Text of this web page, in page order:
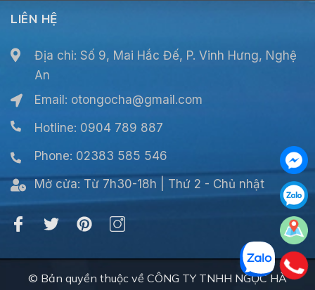
LIÊN HỆ
Địa chỉ: Số 9, Mai Hắc Đế, P. Vinh Hưng, Nghệ
An
Email: otongocha@gmail.com
Hotline: 0904 789 887
Phone: 02383 585 546
Mở cửa: Từ 7h30-18h | Thứ 2 - Chủ nhật
© Bản quyền thuộc về CÔNG TY TNHH NGỌC HÀ